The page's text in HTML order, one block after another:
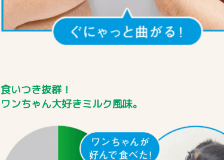
食いつき抜群！
ワンちゃん大好きミルク風味。